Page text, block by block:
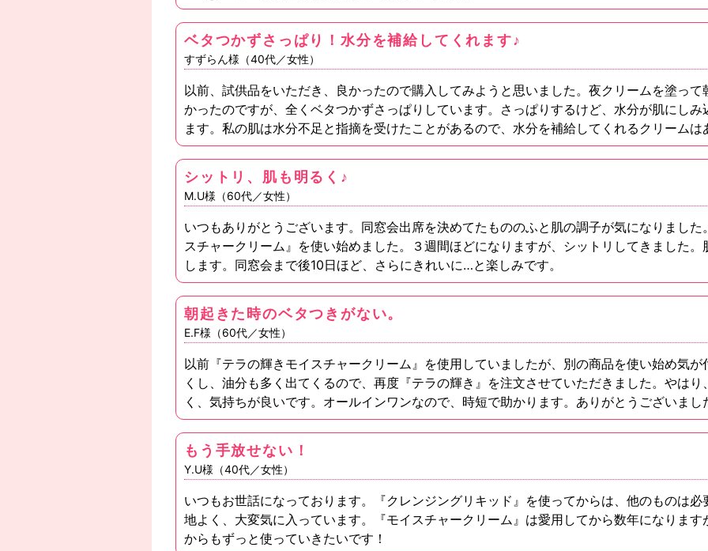
ベタつかずさっぱり！水分を補給してくれます♪
すずらん様（40代／女性）
以前、試供品をいただき、良かったので購入してみようと思いました。夜クリームを塗っ
かったのですが、全くベタつかずさっぱりしています。さっぱりするけど、水分が肌にし
ます。私の肌は水分不足と指摘を受けたことがあるので、水分を補給してくれるクリーム
シットリ、肌も明るく♪
M.U様（60代／女性）
いつもありがとうございます。同窓会出席を決めてたもののふと肌の調子が気になりまし
スチャークリーム』を使い始めました。３週間ほどになりますが、シットリしてきました
します。同窓会まで後10日ほど、さらにきれいに…と楽しみです。
朝起きた時のベタつきがない。
E.F様（60代／女性）
以前『テラの輝きモイスチャークリーム』を使用していましたが、別の商品を使い始め気
くし、油分も多く出てくるので、再度『テラの輝き』を注文させていただきました。やは
く、気持ちが良いです。オールインワンなので、時短で助かります。ありがとうございまし
もう手放せない！
Y.U様（40代／女性）
いつもお世話になっております。『クレンジングリキッド』を使ってからは、他のものは
地よく、大変気に入っています。『モイスチャークリーム』は愛用してから数年になりま
からもずっと使っていきたいです！